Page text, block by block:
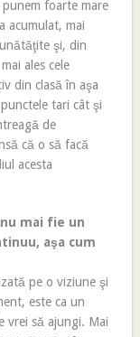
foarte mare
acumulat, mai
şi, din
ales cele
din clasă în aşa
tari cât şi
de
că o să facă
acesta
mai fie un
aşa cum
pe o viziune şi
este ca un
vrei să ajungi. Mai